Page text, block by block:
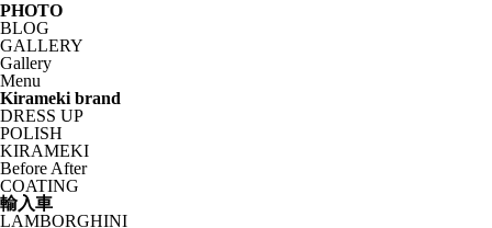
PHOTO
BLOG
GALLERY
Gallery
Menu
Kirameki brand
DRESS UP
POLISH
KIRAMEKI
Before After
COATING
輸入車
LAMBORGHINI